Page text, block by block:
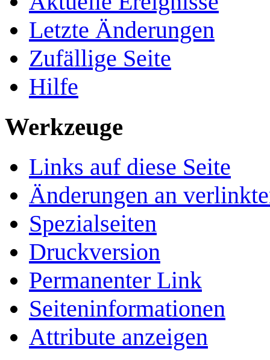
Letzte Änderungen
Zufällige Seite
Hilfe
Werkzeuge
Links auf diese Seite
Änderungen an
Spezialseiten
Druckversion
Permanenter Link
Seiten­­informationen
Attribute anzeigen